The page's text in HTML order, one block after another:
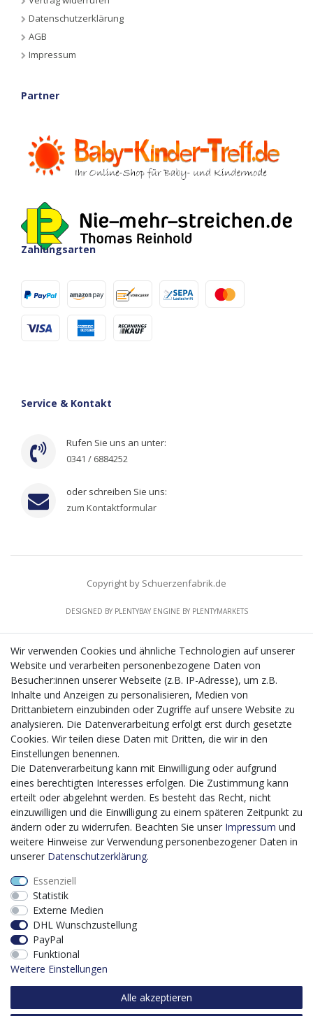
Datenschutzerklärung
AGB
Impressum
Partner
Zahlungsarten
Service & Kontakt
Rufen Sie uns an unter:
0341 / 6884252
oder schreiben Sie uns:
zum Kontaktformular
Copyright by Schuerzenfabrik.de
DESIGNED BY PLENTYBAYENGINE BY PLENTYMARKETS
CMS-Softwaresystems zur digitalen Optimierung
von Geschäftsprozessen
Mit dem vorgenannten Projekt, welches im Zeitraum vom
20.12.2023 bis zum 29.02.2024 im Rahmen des
Förderprogrammes Digitalisierung Zuschuss EFRE 2021
bis 2027 umgesetzt wird, möchten wir in die Anschaffung
eines Content-Management-Systems (CMS-
Softwaresystem) investieren, um unseren Online-Shop
künftig selbst verwalten zu können. Diese Software dient
der effizienteren gemeinschaftlichen Erstellung,
Bearbeitung, Organisation und Darstellung digitaler
Inhalte (Content) in unserem Unternehmen. Dies ist
insbesondere für den Vertrieb von Bedeutung. Bisher
Software digitalisiert werden was zu einer enormen
Zeitersparnis führt.
Dieses Vorhaben wird kofinanziert von der Europäischen
Union mithilfe von EFRE-Mitteln sowie durch Steuermittel
auf der Grundlage des vom Sächsischen Landtag
beschlossenen Haushaltes.
Wir verwenden Cookies und ähnliche Technologien auf unserer
Website und verarbeiten personenbezogene Daten von
Besucher:innen unserer Webseite (z.B. IP-Adresse), um z.B.
Inhalte und Anzeigen zu personalisieren, Medien von
Drittanbietern einzubinden oder Zugriffe auf unsere Website zu
analysieren. Die Datenverarbeitung erfolgt erst durch gesetzte
Cookies. Wir teilen diese Daten mit Dritten, die wir in den
Einstellungen benennen.
Die Datenverarbeitung kann mit Einwilligung oder aufgrund
eines berechtigten Interesses erfolgen. Die Zustimmung kann
erteilt oder abgelehnt werden. Es besteht das Recht, nicht
einzuwilligen und die Einwilligung zu einem späteren Zeitpunkt zu
ändern oder zu widerrufen. Beachten Sie unser Impressum und
weitere Hinweise zur Verwendung personenbezogener Daten in
unserer Daten­schutz­erklärung.
Essenziell
Statistik
Externe Medien
DHL Wunschzustellung
PayPal
Funktional
Weitere Einstellungen
Alle akzeptieren